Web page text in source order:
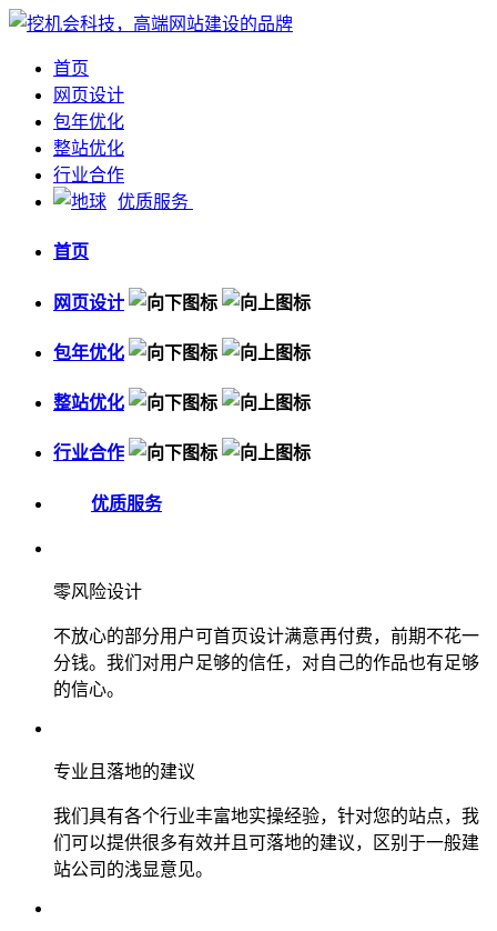
首页
网页设计
包年优化
整站优化
行业合作
优质服务
首页
网页设计
包年优化
整站优化
行业合作
优质服务
零风险设计
不放心的部分用户可首页设计满意再付费，前期不花一
分钱。我们对用户足够的信任，对自己的作品也有足够
的信心。
专业且落地的建议
我们具有各个行业丰富地实操经验，针对您的站点，我
们可以提供很多有效并且可落地的建议，区别于一般建
站公司的浅显意见。